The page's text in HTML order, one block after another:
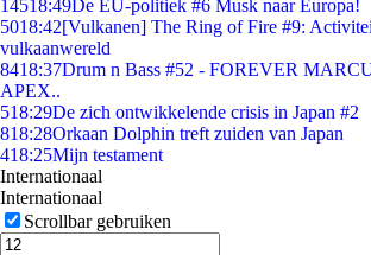
14518:49De EU-politiek #6 Musk naar Europa!
5018:42[Vulkanen] The Ring of Fire #9:
vulkaanwereld
8418:37Drum n Bass #52 - FOREVER
APEX..
518:29De zich ontwikkelende crisis in Japan #2
818:28Orkaan Dolphin treft zuiden van Japan
418:25Mijn testament
Internationaal
Internationaal
Scrollbar gebruiken